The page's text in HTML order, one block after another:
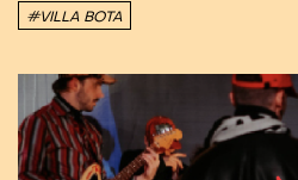
#VILLA BOTA